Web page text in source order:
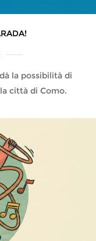
la possibilità di
città di Como.